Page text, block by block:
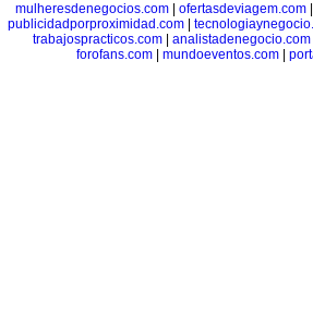
mulheresdenegocios.com
ofertasdeviagem.com
publicidadporproximidad.com|
trabajospracticos.com| analistadenegocio.com
forofans.com
mundoeventos.com